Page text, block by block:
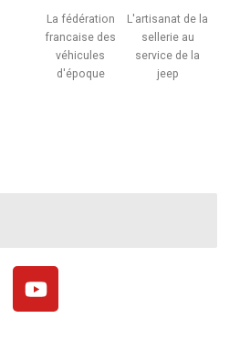
La fédération
francaise des
véhicules
d'époque
L'artisanat de la
sellerie au
service de la
jeep